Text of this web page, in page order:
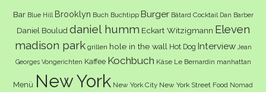
Bar Blue Hill Brooklyn Buch Buchtipp Burger Bâtard Cocktail Dan Barber
Daniel Boulud daniel humm Eckart Witzigmann Eleven
madison park grillen hole in the wall Hot Dog Interview Jean
Georges Vongerichten Kaffee Kochbuch Käse Le Bernardin manhattan
Menü New York New York City New York Street Food Nomad